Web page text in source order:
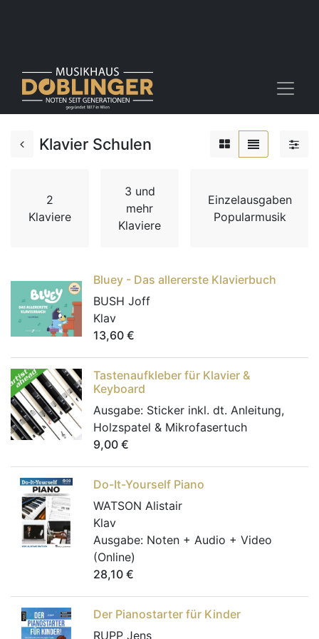
Klavier Schulen
2
Klaviere
3 und
mehr
Klaviere
Einzelausgaben
Popularmusik
Bluey - Das allererste Klavierbuch
BUSH Joff
Klav
13,60 €
Tastenaufkleber für Klavier &
Keyboard
Ausgabe: Sticker inkl. dt. Anleitung,
Holzspatel & Mikrofasertuch
9,00 €
Do-It-Yourself Piano
WATSON Alistair
Klav
Ausgabe: Noten + Audio + Video
(Online)
28,10 €
Der Pianostarter für Kinder
RUPP Jens